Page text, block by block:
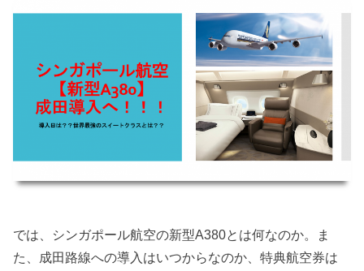
では、シンガポール航空の新型A380とは何なのか。ま
た、成田路線への導入はいつからなのか、特典航空券は